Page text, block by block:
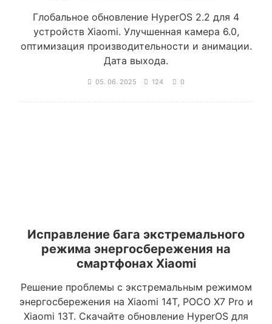
Глобальное обновление HyperOS 2.2 для 4
устройств Xiaomi. Улучшенная камера 6.0,
оптимизация производительности и анимации.
Дата выхода.
05. 06. 2025 124 0
Исправление бага экстремального
режима энергосбережения на
смартфонах Xiaomi
Решение проблемы с экстремальным режимом
энергосбережения на Xiaomi 14T, POCO X7 Pro и
Xiaomi 13T. Скачайте обновление HyperOS для